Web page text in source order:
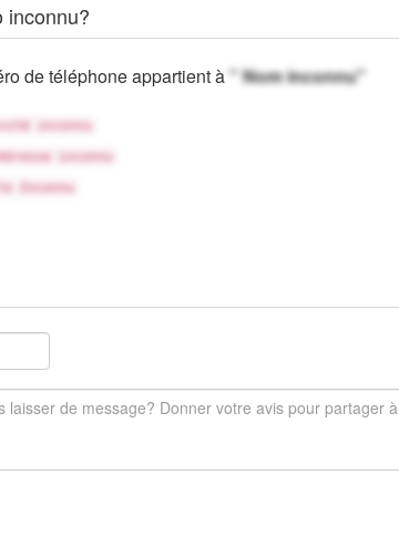
inconnu?
de téléphone appartient à" Nom inconnu"
inconnu
Adresse inconnu
Inconnu